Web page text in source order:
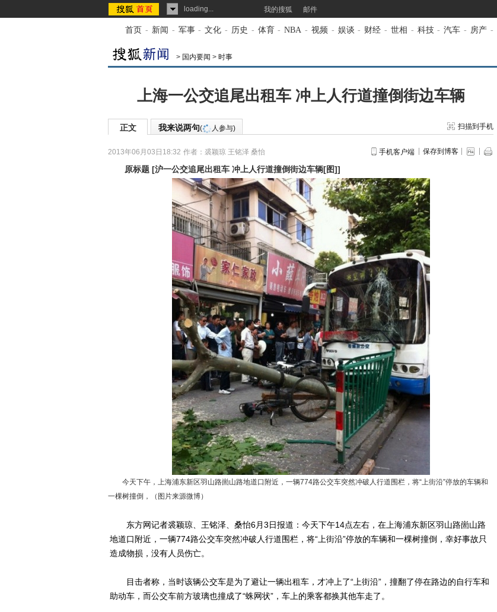
loading... 我的搜狐 邮件
首页 - 新闻 - 军事 - 文化 - 历史 - 体育 - NBA - 视频 - 娱谈 - 财经 - 世相 - 科技 - 汽车 - 房产 -
> 国内要闻 > 时事
上海一公交追尾出租车 冲上人行道撞倒街边车辆
正文 我来说两句( 人参与) 扫描到手机
2013年06月03日18:32 作者：裘颖琼 王铭泽 桑怡 手机客户端 保存到博客
原标题 [沪一公交追尾出租车 冲上人行道撞倒街边车辆[图]]
今天下午，上海浦东新区羽山路崮山路地道口附近，一辆774路公交车突然冲破人行道围栏，将“上街沿”停放的车辆和
一棵树撞倒，（图片来源微博）
东方网记者裘颖琼、王铭泽、桑怡6月3日报道：今天下午14点左右，在上海浦东新区羽山路崮山路
地道口附近，一辆774路公交车突然冲破人行道围栏，将“上街沿”停放的车辆和一棵树撞倒，幸好事故只
造成物损，没有人员伤亡。
目击者称，当时该辆公交车是为了避让一辆出租车，才冲上了“上街沿”，撞翻了停在路边的自行车和
助动车，而公交车前方玻璃也撞成了“蛛网状”，车上的乘客都换其他车走了。